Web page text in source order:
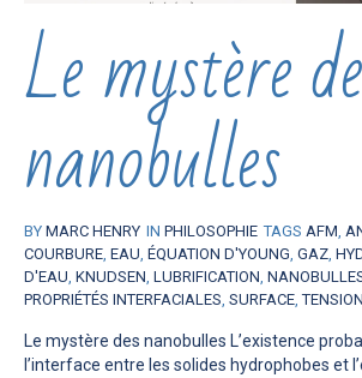
Le mystère
nanobulles
BY MARC HENRY IN PHILOSOPHIE TAGS AFM,
COURBURE, EAU, ÉQUATION D'YOUNG, GAZ,
D'EAU, KNUDSEN, LUBRIFICATION,
PROPRIÉTÉS INTERFACIALES, SURFACE,
Le mystère des nanobulles L’existence
l’interface entre les solides hydrophobes et